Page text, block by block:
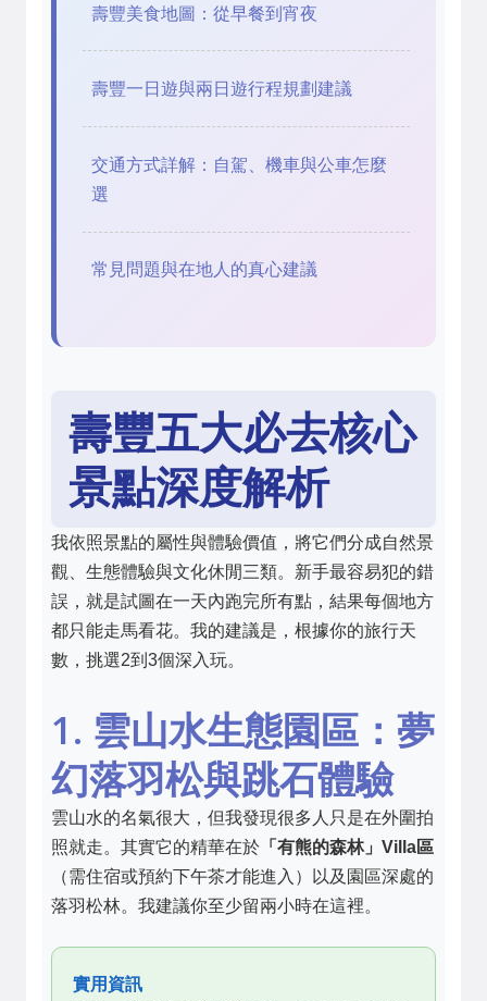
壽豐美食地圖：從早餐到宵夜
壽豐一日遊與兩日遊行程規劃建議
交通方式詳解：自駕、機車與公車怎麼
選
常見問題與在地人的真心建議
壽豐五大必去核心
景點深度解析
我依照景點的屬性與體驗價值，將它們分成自然景
觀、生態體驗與文化休閒三類。新手最容易犯的錯
誤，就是試圖在一天內跑完所有點，結果每個地方
都只能走馬看花。我的建議是，根據你的旅行天
數，挑選2到3個深入玩。
1. 雲山水生態園區：夢
幻落羽松與跳石體驗
雲山水的名氣很大，但我發現很多人只是在外圍拍
照就走。其實它的精華在於 「有熊的森林」Villa區
（需住宿或預約下午茶才能進入）以及園區深處的
落羽松林。我建議你至少留兩小時在這裡。
實用資訊